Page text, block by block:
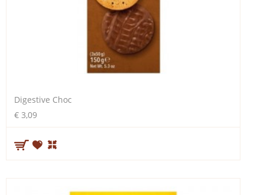
Digestive Choc
€ 3,09